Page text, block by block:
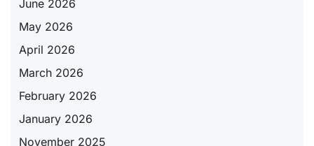
June 2026
May 2026
April 2026
March 2026
February 2026
January 2026
November 2025